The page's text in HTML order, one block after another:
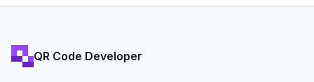
QR Code Developer